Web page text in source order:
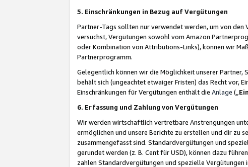
5. Einschränkungen in Bezug auf Vergütungen
Partner-Tags sollten nur verwendet werden, um von
versuchst, Vergütungen sowohl vom Amazon
oder Kombination von Attributions-Links), können wir
Partnerprogramm.
Gelegentlich können wir die Möglichkeit unserer
behält sich (ungeachtet etwaiger Fristen) das Recht vor,
Einschränkungen für Vergütungen enthält die Anlage („
6. Erfassung und Zahlung von Vergütungen
Wir werden wirtschaftlich vertretbare Anstrengungen
ermöglichen und unsere Berichte zu erstellen und dir zu
zusammengefasst sind. Standardvergütungen und
gerundet werden (z. B. Cent für USD), können dazu
zahlen Standardvergütungen und spezielle